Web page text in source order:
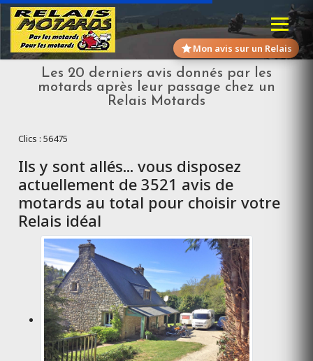
Mon avis sur un Relais
Les 20 derniers avis donnés par les
motards après leur passage chez un
Relais Motards
Clics : 56475
Ils y sont allés... vous disposez
actuellement de 3521 avis de
motards au total pour choisir votre
Relais idéal